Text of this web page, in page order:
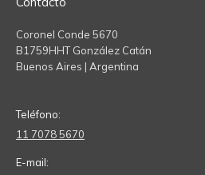
Coronel Conde 5670
B1759HHT González Catán
Buenos Aires | Argentina
Teléfono:
11 7078 5670
E-mail: